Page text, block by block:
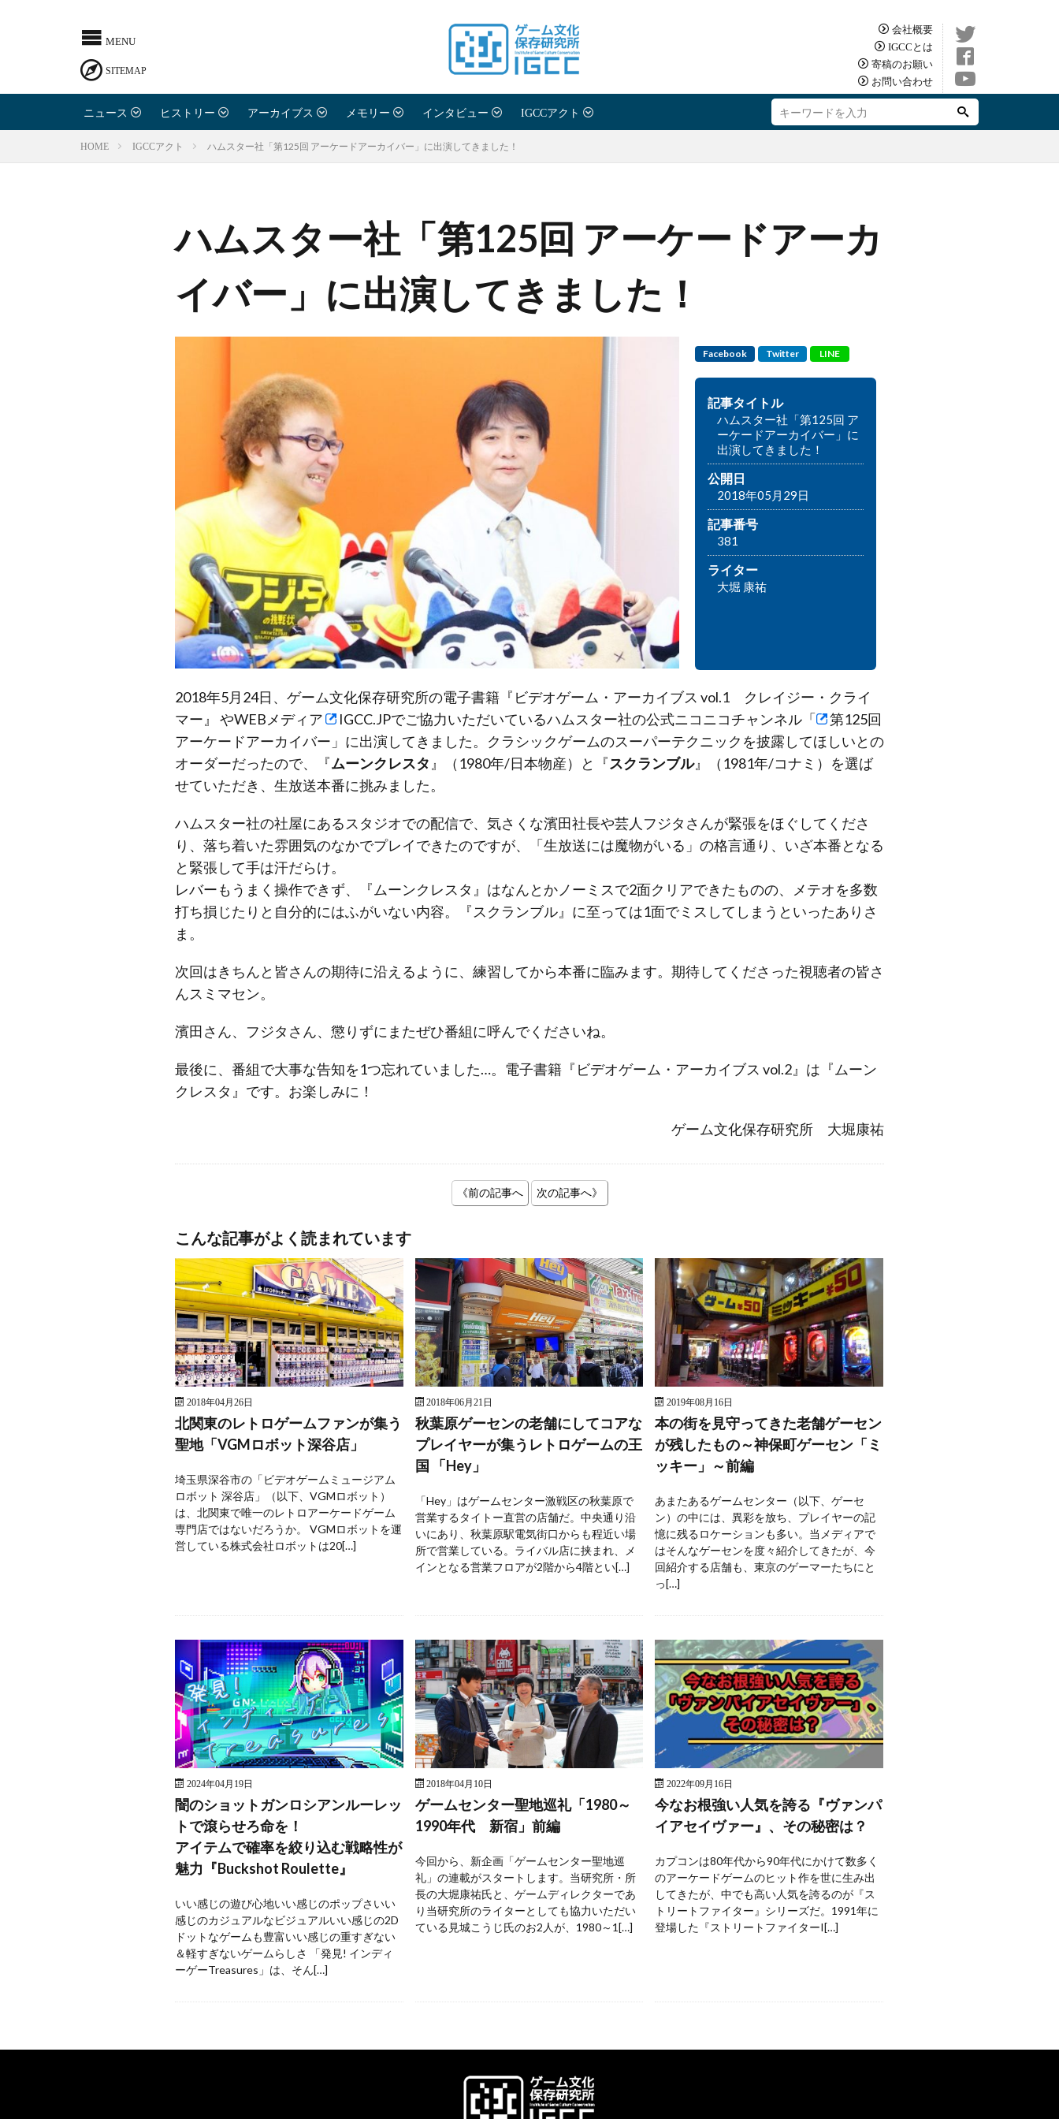
会社概要
IGCCとは
寄稿のお願い
お問い合わせ
ニュース ヒストリー アーカイブス メモリー インタビュー IGCCアクト
HOME IGCCアクト ハムスター社「第125回 アーケードアーカイバー」に出演してきました！
ハムスター社「第125回 アーケードアーカ
イバー」に出演してきました！
Facebook Twitter LINE
記事タイトル
ハムスター社「第125回 ア
ーケードアーカイバー」に
出演してきました！
公開日
2018年05月29日
記事番号
381
ライター
大堀 康祐
2018年5月24日、ゲーム文化保存研究所の電子書籍『ビデオゲーム・アーカイブス vol.1 クレイジー・クライ
マー』 やWEBメディア
IGCC.JPでご協力いただいているハムスター社の公式ニコニコチャンネル「
第125回
アーケードアーカイバー 」に出演してきました。クラシックゲームのスーパーテクニックを披露してほしいとの
オーダーだったので、『ムーンクレスタ 』（1980年/日本物産）と『スクランブル』（1981年/コナミ）を選ば
せていただき、生放送本番に挑みました。
ハムスター社の社屋にあるスタジオでの配信で、気さくな濱田社長や芸人フジタさんが緊張をほぐしてくださ
り、落ち着いた雰囲気のなかでプレイできたのですが、「生放送には魔物がいる」の格言通り、いざ本番となる
と緊張して手は汗だらけ。
レバーもうまく操作できず、『ムーンクレスタ』はなんとかノーミスで2面クリアできたものの、メテオを多数
打ち損じたりと自分的にはふがいない内容。『スクランブル』に至っては1面でミスしてしまうといったありさ
ま。
次回はきちんと皆さんの期待に沿えるように、練習してから本番に臨みます。期待してくださった視聴者の皆さ
んスミマセン。
濱田さん、フジタさん、懲りずにまたぜひ番組に呼んでくださいね。
最後に、番組で大事な告知を1つ忘れていました…。電子書籍『ビデオゲーム・アーカイブス vol.2』は『ムーン
クレスタ』です。お楽しみに！
ゲーム文化保存研究所 大堀康祐
《前の記事へ 次の記事へ》
こんな記事がよく読まれています
2018年04月26日
北関東のレトロゲームファンが集う
聖地「VGMロボット深谷店」
埼玉県深谷市の「ビデオゲームミュージアム
ロボット 深谷店」（以下、VGMロボット）
は、北関東で唯一のレトロアーケードゲーム
専門店ではないだろうか。 VGMロボットを運
営している株式会社ロボットは20[…]
2018年06月21日
秋葉原ゲーセンの老舗にしてコアな
プレイヤーが集うレトロゲームの王
国 「Hey」
「Hey」はゲームセンター激戦区の秋葉原で
営業するタイトー直営の店舗だ。中央通り沿
いにあり、秋葉原駅電気街口からも程近い場
所で営業している。ライバル店に挟まれ、メ
インとなる営業フロアが2階から4階とい[…]
2019年08月16日
本の街を見守ってきた老舗ゲーセン
が残したもの～神保町ゲーセン「ミ
ッキー」～前編
あまたあるゲームセンター（以下、ゲーセ
ン）の中には、異彩を放ち、プレイヤーの記
憶に残るロケーションも多い。当メディアで
はそんなゲーセンを度々紹介してきたが、今
回紹介する店舗も、東京のゲーマーたちにと
っ[…]
2024年04月19日
闇のショットガンロシアンルーレッ
トで滾らせろ命を！
アイテムで確率を絞り込む戦略性が
魅力『Buckshot Roulette』
いい感じの遊び心地いい感じのポップさいい
感じのカジュアルなビジュアルいい感じの2D
ドットなゲームも豊富いい感じの重すぎない
＆軽すぎないゲームらしさ 「発見! インディ
ーゲーTreasures」は、そん[…]
2018年04月10日
ゲームセンター聖地巡礼「1980～
1990年代 新宿」前編
今回から、新企画「ゲームセンター聖地巡
礼」の連載がスタートします。当研究所・所
長の大堀康祐氏と、ゲームディレクターであ
り当研究所のライターとしても協力いただい
ている見城こうじ氏のお2人が、1980～1[…]
2022年09月16日
今なお根強い人気を誇る『ヴァンパ
イアセイヴァー』、その秘密は？
カプコンは80年代から90年代にかけて数多く
のアーケードゲームのヒット作を世に生み出
してきたが、中でも高い人気を誇るのが『ス
トリートファイター』シリーズだ。1991年に
登場した『ストリートファイターI[…]